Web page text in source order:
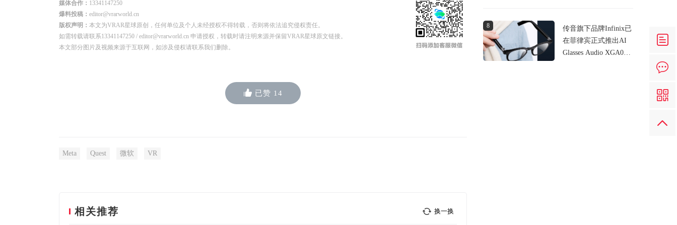
媒体合作： 13341147250
爆料投稿： editor@vrarworld.cn
版权声明： 本文为VRAR星球原创，任何单位及个人未经授权不得转载，否则将依法追究侵权责任。
如需转载请联系13341147250 / editor@vrarworld.cn 申请授权，转载时请注明来源并保留VRAR星球原文链接。
本文部分图片及视频来源于互联网，如涉及侵权请联系我们删除。
已赞 14
Meta Quest 微软 VR
相关推荐 换一换
8
传音旗下品牌Infinix已
在菲律宾正式推出AI
Glasses Audio XGA01